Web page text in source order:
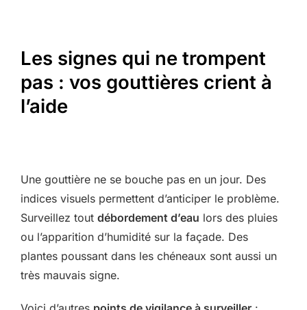
Les signes qui ne trompent
pas : vos gouttières crient à
l’aide
Une gouttière ne se bouche pas en un jour. Des
indices visuels permettent d’anticiper le problème.
Surveillez tout débordement d’eau lors des pluies
ou l’apparition d’humidité sur la façade. Des
plantes poussant dans les chéneaux sont aussi un
très mauvais signe.